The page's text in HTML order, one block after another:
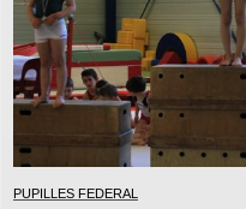
PUPILLES FEDERAL